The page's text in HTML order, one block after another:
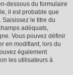
dessous du formulaire
il est probable que
Saisissez le titre du
adéquats,
Vous pouvez définir
en modifiant, lors du
également
les utilisateurs à